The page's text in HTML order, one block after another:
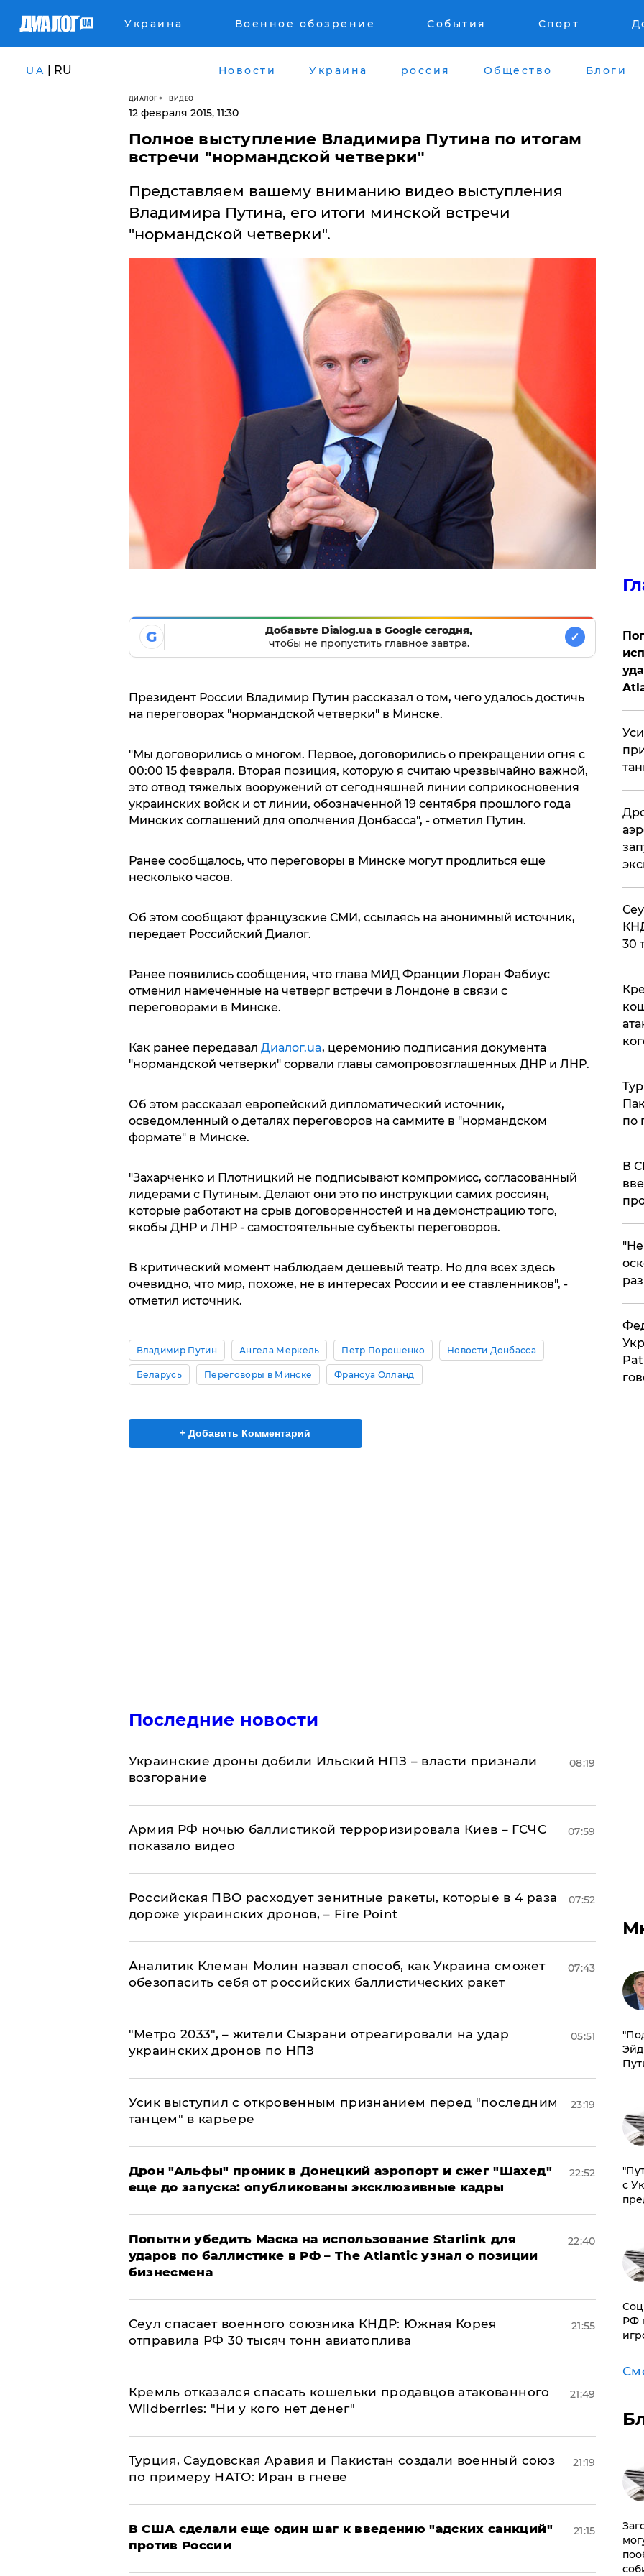
Украина Военное обозрение События Спорт
UA | RU Новости Украина россия Общество Блоги
ДИАЛОГ ВИДЕО
12 февраля 2015, 11:30
Полное выступление Владимира Путина по итогам
встречи "нормандской четверки"
Представляем вашему вниманию видео выступления
Владимира Путина, его итоги минской встречи
"нормандской четверки".
G
Добавьте Dialog.ua в Google сегодня,
чтобы не пропустить главное завтра.
✓
Президент России Владимир Путин рассказал о том, чего удалось достичь
на переговорах "нормандской четверки" в Минске.
"Мы договорились о многом. Первое, договорились о прекращении огня с
00:00 15 февраля. Вторая позиция, которую я считаю чрезвычайно важной,
это отвод тяжелых вооружений от сегодняшней линии соприкосновения
украинских войск и от линии, обозначенной 19 сентября прошлого года
Минских соглашений для ополчения Донбасса", - отметил Путин.
Ранее сообщалось, что переговоры в Минске могут продлиться еще
несколько часов.
Об этом сообщают французские СМИ, ссылаясь на анонимный источник,
передает Российский Диалог.
Ранее появились сообщения, что глава МИД Франции Лоран Фабиус
отменил намеченные на четверг встречи в Лондоне в связи с
переговорами в Минске.
Как ранее передавал Диалог.ua, церемонию подписания документа
"нормандской четверки" сорвали главы самопровозглашенных ДНР и ЛНР.
Об этом рассказал европейский дипломатический источник,
осведомленный о деталях переговоров на саммите в "нормандском
формате" в Минске.
"Захарченко и Плотницкий не подписывают компромисс, согласованный
лидерами с Путиным. Делают они это по инструкции самих россиян,
которые работают на срыв договоренностей и на демонстрацию того,
якобы ДНР и ЛНР - самостоятельные субъекты переговоров.
В критический момент наблюдаем дешевый театр. Но для всех здесь
очевидно, что мир, похоже, не в интересах России и ее ставленников", -
отметил источник.
Владимир Путин Ангела Меркель Петр Порошенко Новости Донбасса
Беларусь Переговоры в Минске Франсуа Олланд
+ Добавить Комментарий
Последние новости
Украинские дроны добили Ильский НПЗ – власти признали
возгорание
08:19
Армия РФ ночью баллистикой терроризировала Киев – ГСЧС
показало видео
07:59
Российская ПВО расходует зенитные ракеты, которые в 4 раза
дороже украинских дронов, – Fire Point
07:52
Аналитик Клеман Молин назвал способ, как Украина сможет
обезопасить себя от российских баллистических ракет
07:43
"Метро 2033", – жители Сызрани отреагировали на удар
украинских дронов по НПЗ
05:51
Усик выступил с откровенным признанием перед "последним
танцем" в карьере
23:19
Дрон "Альфы" проник в Донецкий аэропорт и сжег "Шахед"
еще до запуска: опубликованы эксклюзивные кадры
22:52
Попытки убедить Маска на использование Starlink для
ударов по баллистике в РФ – The Atlantic узнал о позиции
бизнесмена
22:40
​Сеул спасает военного союзника КНДР: Южная Корея
отправила РФ 30 тысяч тонн авиатоплива
21:55
Кремль отказался спасать кошельки продавцов атакованного
Wildberries: "Ни у кого нет денег"
21:49
Турция, Саудовская Аравия и Пакистан создали военный союз
по примеру НАТО: Иран в гневе
21:19
В США сделали еще один шаг к введению "адских санкций"
против России
21:15
30
по
В
с
РФ